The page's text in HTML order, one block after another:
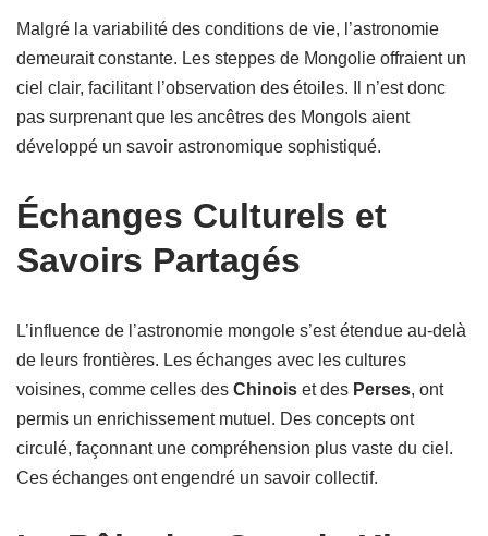
Malgré la variabilité des conditions de vie, l’astronomie
demeurait constante. Les steppes de Mongolie offraient un
ciel clair, facilitant l’observation des étoiles. Il n’est donc
pas surprenant que les ancêtres des Mongols aient
développé un savoir astronomique sophistiqué.
Échanges Culturels et
Savoirs Partagés
L’influence de l’astronomie mongole s’est étendue au-delà
de leurs frontières. Les échanges avec les cultures
voisines, comme celles des Chinois et des Perses, ont
permis un enrichissement mutuel. Des concepts ont
circulé, façonnant une compréhension plus vaste du ciel.
Ces échanges ont engendré un savoir collectif.